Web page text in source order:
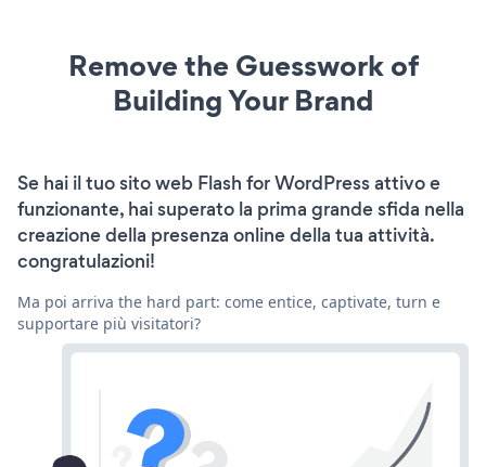
Remove the Guesswork of
Building Your Brand
Se hai il tuo sito web Flash for WordPress attivo e
funzionante, hai superato la prima grande sfida nella
creazione della presenza online della tua attività.
congratulazioni!
Ma poi arriva the hard part: come entice, captivate, turn e
supportare più visitatori?